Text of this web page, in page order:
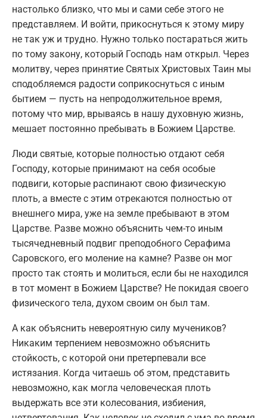
настолько близко, что мы и сами себе этого не
представляем. И войти, прикоснуться к этому миру
не так уж и трудно. Нужно только постараться жить
по тому закону, который Господь нам открыл. Через
молитву, через принятие Святых Христовых Таин мы
сподобляемся радости соприкоснуться с иным
бытием — пусть на непродолжительное время,
потому что мир, врываясь в нашу духовную жизнь,
мешает постоянно пребывать в Божием Царстве.
Люди святые, которые полностью отдают себя
Господу, которые принимают на себя особые
подвиги, которые распинают свою физическую
плоть, а вместе с этим отрекаются полностью от
внешнего мира, уже на земле пребывают в этом
Царстве. Разве можно объяснить чем-то иным
тысячедневный подвиг преподобного Серафима
Саровского, его моление на камне? Разве он мог
просто так стоять и молиться, если бы не находился
в тот момент в Божием Царстве? Не покидая своего
физического тела, духом своим он был там.
А как объяснить невероятную силу мучеников?
Никаким терпением невозможно объяснить
стойкость, с которой они претерпевали все
истязания. Когда читаешь об этом, представить
невозможно, как могла человеческая плоть
выдержать все эти колесования, избиения,